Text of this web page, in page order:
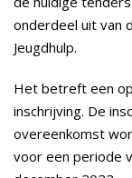
onderdeel uit van
Jeugdhulp.
Het betreft een
inschrijving. De
overeenkomst
voor een periode